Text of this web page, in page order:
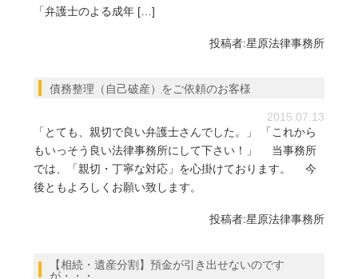
「弁護士のよる成年 […]
投稿者:星原法律事務所
債務整理（自己破産）をご依頼のお客様
2015.07.13
「とても、親切で良い弁護士さんでした。」 「これから
もいっそう良い法律事務所にして下さい！」 当事務所
では、「親切・丁寧な対応」を心掛けております。 今
後ともよろしくお願い致します。
投稿者:星原法律事務所
【相続・遺産分割】預金が引き出せないのです
が・・・